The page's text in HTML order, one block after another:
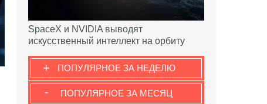
SpaceX и NVIDIA выводят
искусственный интеллект на орбиту
ПОПУЛЯРНОЕ ЗА НЕДЕЛЮ
+
ПОПУЛЯРНОЕ ЗА МЕСЯЦ
-